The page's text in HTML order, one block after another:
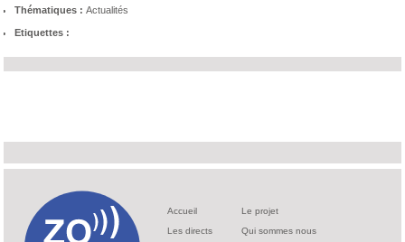
Thématiques : Actualités
Etiquettes :
Accueil
Les directs
Le projet
Qui sommes nous